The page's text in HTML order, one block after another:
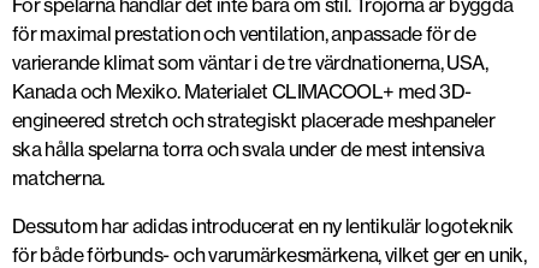
förmaximal prestation och ventilation, anpassade för de
varierande klimat som väntar i de tre värdnationerna, USA,
Kanada och Mexiko. Materialet CLIMACOOL+ med 3D-
engineered stretch och strategiskt placerade meshpaneler
ska hålla spelarna torra och svala under de mest intensiva
matcherna.
Dessutom har adidas introducerat en ny lentikulär logoteknik
för både förbunds- och varumärkesmärkena, vilket ger en unik,